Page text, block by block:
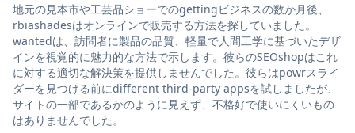
地元の見本市や工芸品ショーでのgettingビジネスの数か月後、
rbiashadesはオンラインで販売する方法を探していました。
wantedは、訪問者に製品の品質、軽量で人間工学に基づいたデザ
インを視覚的に魅力的な方法で示します。彼らのSEOshopはこれ
に対する適切な解決策を提供しませんでした。彼らはpowrスライ
ダーを見つける前にdifferent third-party appsを試しましたが、
サイトの一部であるかのように見えず、不格好で使いにくいもの
はありませんでした。